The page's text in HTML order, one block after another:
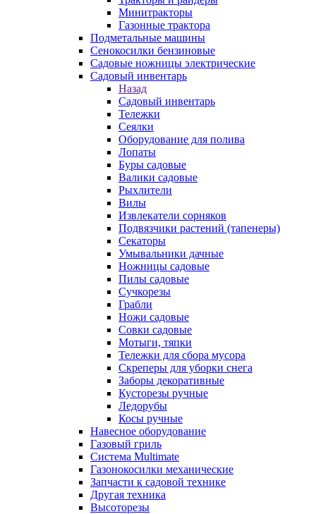
Минитракторы
Газонные трактора
Подметальные машины
Сенокосилки бензиновые
Садовые ножницы электрические
Садовый инвентарь
Назад
Садовый инвентарь
Тележки
Сеялки
Оборудование для полива
Лопаты
Буры садовые
Валики садовые
Рыхлители
Вилы
Извлекатели сорняков
Подвязчики растений (тапенеры)
Секаторы
Умывальники дачные
Ножницы садовые
Пилы садовые
Сучкорезы
Грабли
Ножи садовые
Совки садовые
Мотыги, тяпки
Тележки для сбора мусора
Скреперы для уборки снега
Заборы декоративные
Кусторезы ручные
Ледорубы
Косы ручные
Навесное оборудование
Газовый гриль
Система Multimate
Газонокосилки механические
Запчасти к садовой технике
Другая техника
Высоторезы